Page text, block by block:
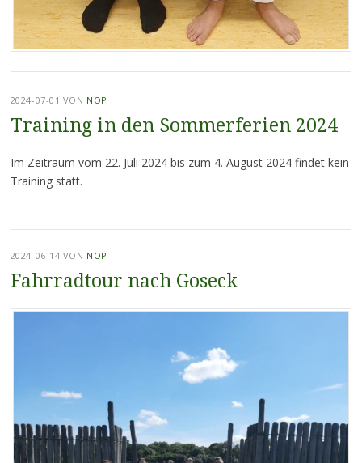
2024-07-01 VON NOP
Training in den Sommerferien 2024
Im Zeitraum vom 22. Juli 2024 bis zum 4. August 2024 findet kein
Training statt.
2024-06-14 VON NOP
Fahrradtour nach Goseck